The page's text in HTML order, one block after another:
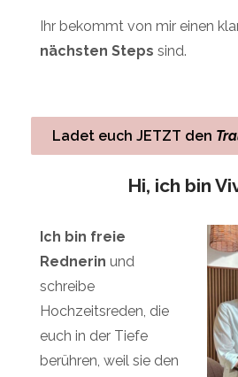
Ihr bekommt von mir einen
nächsten Steps sind.
Ladet euch JETZT den
Hi, ich bin
Ich bin freie
Rednerin und
schreibe
Hochzeitsreden, die
euch in der Tiefe
berühren, weil sie den